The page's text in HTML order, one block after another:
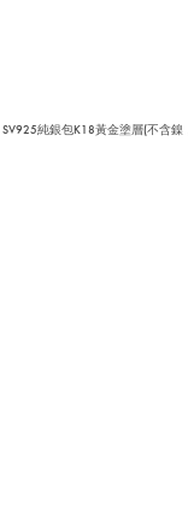
純銀包K18黃金塗層(不含鎳